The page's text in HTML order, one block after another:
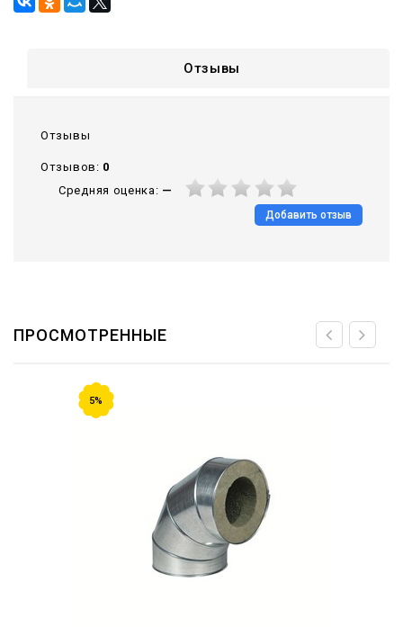
Отзывы
Отзывы
Отзывов: 0
Средняя оценка: —
Добавить отзыв
ПРОСМОТРЕННЫЕ
5%